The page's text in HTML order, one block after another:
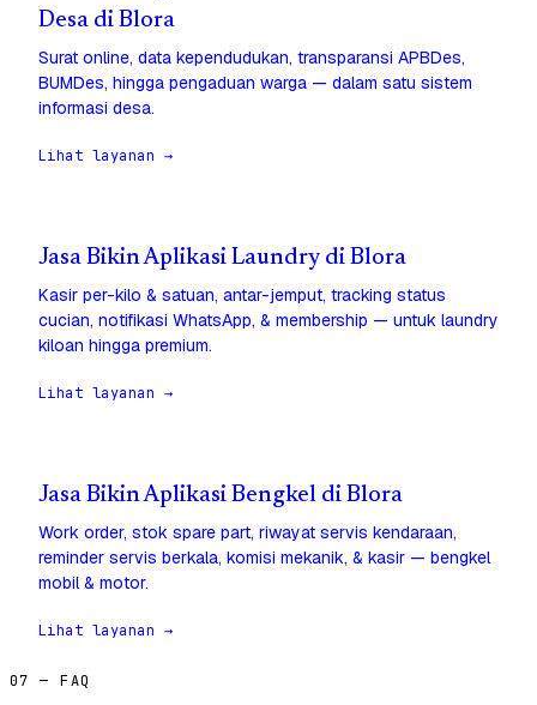
Desa di Blora
Surat online, data kependudukan, transparansi APBDes,
BUMDes, hingga pengaduan warga — dalam satu sistem
informasi desa.
Lihat layanan →
Jasa Bikin Aplikasi Laundry di Blora
Kasir per-kilo & satuan, antar-jemput, tracking status
cucian, notifikasi WhatsApp, & membership — untuk laundry
kiloan hingga premium.
Lihat layanan →
Jasa Bikin Aplikasi Bengkel di Blora
Work order, stok spare part, riwayat servis kendaraan,
reminder servis berkala, komisi mekanik, & kasir — bengkel
mobil & motor.
Lihat layanan →
07 — FAQ